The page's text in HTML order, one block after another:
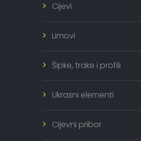
Cijevi
Limovi
Šipke, trake i profili
Ukrasni elementi
Cijevni pribor